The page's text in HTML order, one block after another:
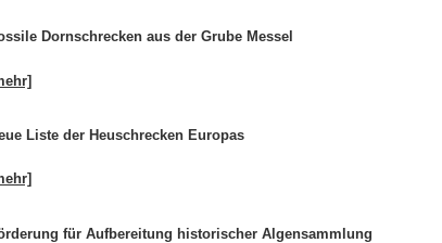
Dornschrecken aus der Grube Messel
Liste der Heuschrecken Europas
für Aufbereitung historischer Algensammlung